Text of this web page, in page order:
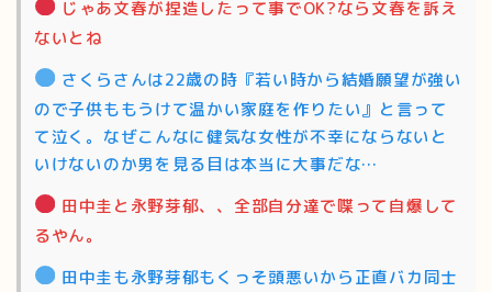
じゃあ文春が捏造したって事でOK?なら文春を訴え
ないとね
さくらさんは22歳の時『若い時から結婚願望が強い
ので子供ももうけて温かい家庭を作りたい』と言って
て泣く。なぜこんなに健気な女性が不幸にならないと
いけないのか男を見る目は本当に大事だな…
田中圭と永野芽郁、、全部自分達で喋って自爆して
るやん。
田中圭も永野芽郁もくっそ頭悪いから正直バカ同士